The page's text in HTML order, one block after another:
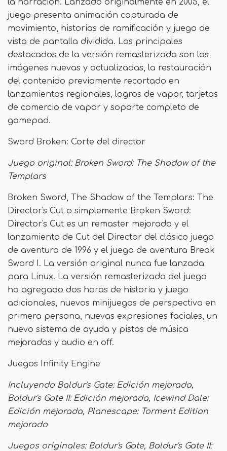
la narración. Lanzado originalmente en 2005, el
juego presenta animación capturada de
movimiento, historias de ramificación y juego de
vista de pantalla dividida. Los principales
destacados de la versión remasterizada son las
imágenes nuevas y actualizadas, la restauración
del contenido previamente recortado en
lanzamientos regionales, logros de vapor, tarjetas
de comercio de vapor y soporte completo de
gamepad.
Sword Broken: Corte del director
Juego original: Broken Sword: The Shadow of the
Templars
Broken Sword, The Shadow of the Templars: The
Director's Cut o simplemente Broken Sword:
Director's Cut es un remaster mejorado y el
lanzamiento de Cut del Director del clásico juego
de aventura de 1996 y el juego de aventura Break
Sword I. La versión original nunca fue lanzada
para Linux. La versión remasterizada del juego
ha agregado dos horas de historia y juego
adicionales, nuevos minijuegos de perspectiva en
primera persona, nuevas expresiones faciales, un
nuevo sistema de ayuda y pistas de música
mejoradas y audio en off.
Juegos Infinity Engine
Incluyendo Baldur's Gate: Edición mejorada,
Baldur's Gate II: Edición mejorada, Icewind Dale:
Edición mejorada, Planescape: Torment Edition
mejorado
Juegos originales: Baldur's Gate, Baldur's Gate II: